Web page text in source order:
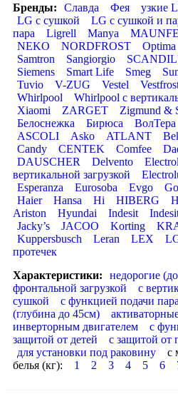
Бренды:
Славда Фея узкие
LG с сушкой
LG с сушкой и
пара
Ligrell Manya
NEKO
NORDFROST Optima
Samtron
Sangiorgio
Siemens
Smart Life Smeg
Tuvio
V-ZUG Vestel
Whirlpool
Whirlpool с
Xiaomi
ZARGET Zigmund &
Белоснежка
Бирюса ВолТера
ASCOLI
Asko ATLANT
Candy
CENTEK Comfee
DAUSCHER
Delvento
вертикальной загрузкой
Esperanza
Eurosoba Evgo
Haier
Hansa Hi HIBERG
Ariston
Hyundai Indesit
Jacky’s
JACOO Korting
Kuppersbusch
Leran LEX
протечек
Характеристики:
недорогие
фронтальной загрузкой
с
сушкой
с функцией подачи пара
(глубина до 45см)
инверторным двигателем
с
защитой от детей
с защитой от
для установки под раковину
с
белья (кг):
1 2 3 4 5 6